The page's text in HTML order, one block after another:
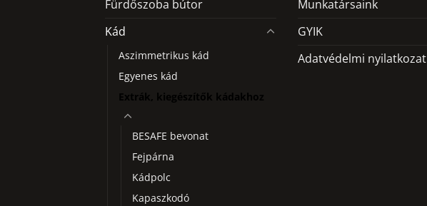
Fürdőszoba bútor
Kád
Aszimmetrikus kád
Egyenes kád
Extrák, kiegészítők kádakhoz
BESAFE bevonat
Fejpárna
Kádpolc
Kapaszkodó
Munkatársaink
GYIK
Adatvédelmi nyilatkozat